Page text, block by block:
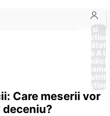
Boli si
Afectiuni
Sănătate
de la A
Care meserii vor